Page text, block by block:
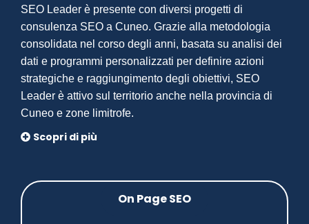
SEO Leader è presente con diversi progetti di
consulenza SEO a Cuneo. Grazie alla metodologia
consolidata nel corso degli anni, basata su analisi dei
dati e programmi personalizzati per definire azioni
strategiche e raggiungimento degli obiettivi, SEO
Leader è attivo sul territorio anche nella provincia di
Cuneo e zone limitrofe.
Scopri di più
On Page SEO